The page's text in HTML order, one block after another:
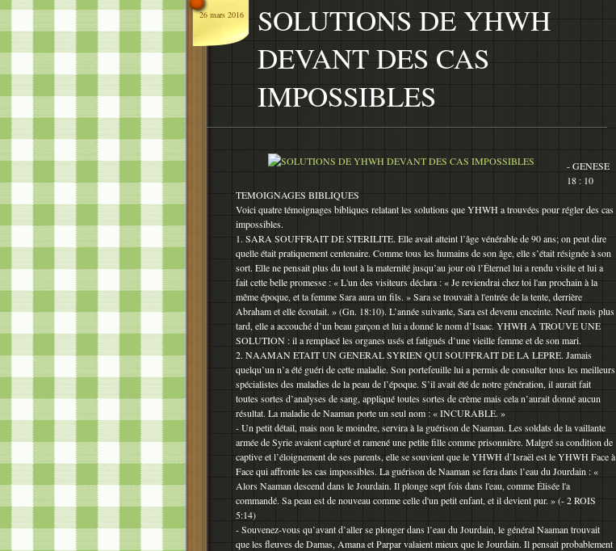
26 mars 2016
SOLUTIONS DE YHWH
DEVANT DES CAS
IMPOSSIBLES
- GENESE
18 : 10
TEMOIGNAGES BIBLIQUES
Voici quatre témoignages bibliques relatant les solutions que YHWH a trouvées pour régler des cas
impossibles.
1. SARA SOUFFRAIT DE STERILITE. Elle avait atteint l’âge vénérable de 90 ans; on peut dire
quelle était pratiquement centenaire. Comme tous les humains de son âge, elle s’était résignée à son
sort. Elle ne pensait plus du tout à la maternité jusqu’au jour où l’Éternel lui a rendu visite et lui a
fait cette belle promesse : « L'un des visiteurs déclara : « Je reviendrai chez toi l'an prochain à la
même époque, et ta femme Sara aura un fils. » Sara se trouvait à l'entrée de la tente, derrière
Abraham et elle écoutait. » (Gn. 18:10). L’année suivante, Sara est devenu enceinte. Neuf mois plus
tard, elle a accouché d’un beau garçon et lui a donné le nom d’Isaac. YHWH A TROUVE UNE
SOLUTION : il a remplacé les organes usés et fatigués d’une vieille femme et de son mari.
2. NAAMAN ETAIT UN GENERAL SYRIEN QUI SOUFFRAIT DE LA LEPRE. Jamais
quelqu’un n’a été guéri de cette maladie. Son portefeuille lui a permis de consulter tous les meilleurs
spécialistes des maladies de la peau de l’époque. S’il avait été de notre génération, il aurait fait
toutes sortes d’analyses de sang, appliqué toutes sortes de crème mais cela n’aurait donné aucun
résultat. La maladie de Naaman porte un seul nom : « INCURABLE. »
- Un petit détail, mais non le moindre, servira à la guérison de Naaman. Les soldats de la vaillante
armée de Syrie avaient capturé et ramené une petite fille comme prisonnière. Malgré sa condition de
captive et l’éloignement de ses parents, elle se souvient que le YHWH d’Israël est le YHWH Face à
Face qui affronte les cas impossibles. La guérison de Naaman se fera dans l’eau du Jourdain : «
Alors Naaman descend dans le Jourdain. Il plonge sept fois dans l'eau, comme Élisée l'a
commandé. Sa peau est de nouveau comme celle d'un petit enfant, et il devient pur. » (- 2 ROIS
5:14)
- Souvenez-vous qu’avant d’aller se plonger dans l’eau du Jourdain, le général Naaman trouvait
que les fleuves de Damas, Amana et Parpar valaient mieux que le Jourdain. Il pensait probablement